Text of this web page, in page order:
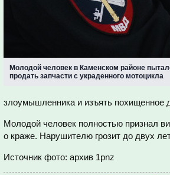
Молодой человек в Каменском районе
продать запчасти с украденного мотоцикла
злоумышленника и изъять похищенное
Молодой человек полностью признал
о краже. Нарушителю грозит до двух
Источник фото: архив 1pnz